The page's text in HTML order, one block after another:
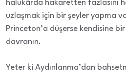
halükârda hakaretten fazlasını
uzlaşmak için bir şeyler yapma
Princeton’a düşerse kendisine bir
davranın.
Yeter ki Aydınlanma’dan